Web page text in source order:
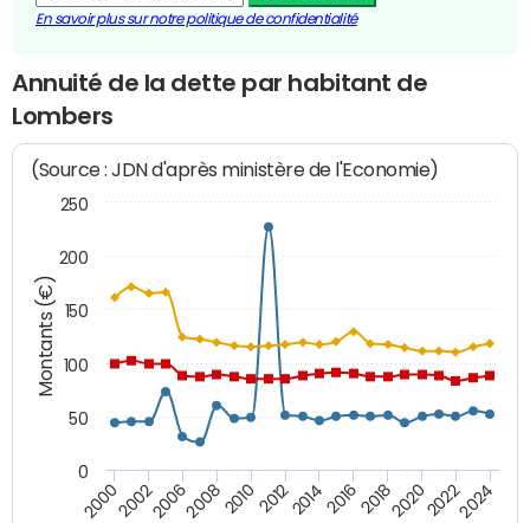
En savoir plus sur notre politique de confidentialité
Annuité de la dette par habitant de
Lombers
Montants (€)
(Source : JDN d'après ministère de l'Economie)
200020022006200820102012201420162018202020222024
0
50
100
150
200
250